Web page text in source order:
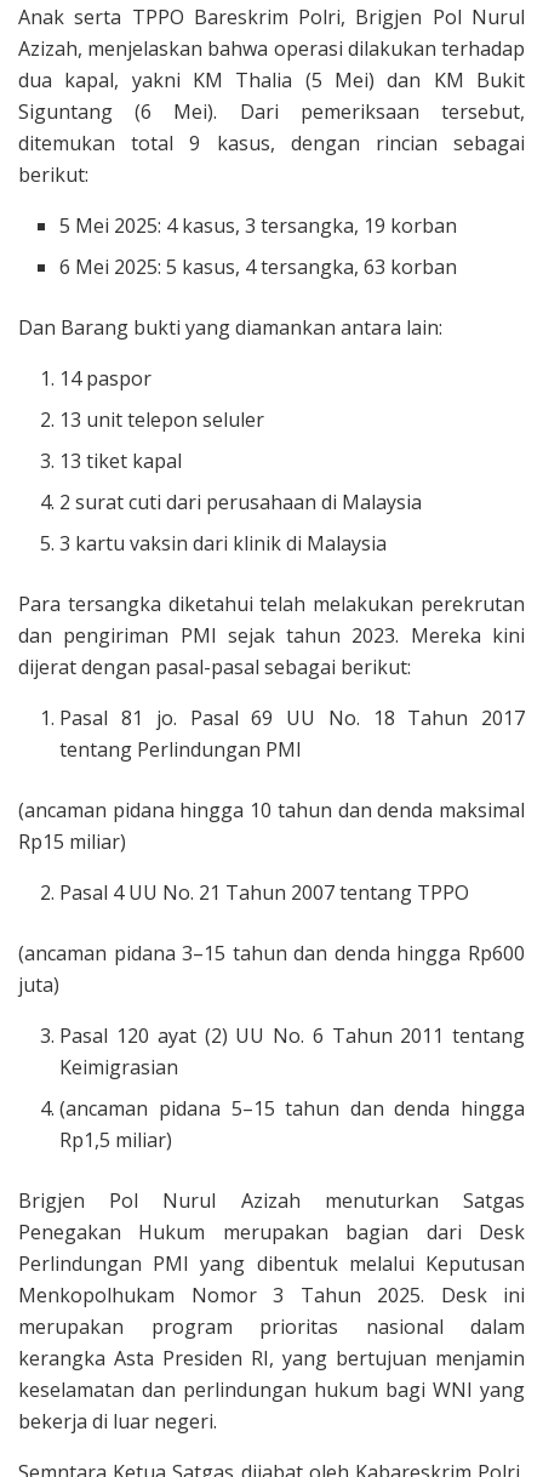
Anak serta TPPO Bareskrim Polri, Brigjen Pol Nurul
Azizah, menjelaskan bahwa operasi dilakukan terhadap
dua kapal, yakni KM Thalia (5 Mei) dan KM Bukit
Siguntang (6 Mei). Dari pemeriksaan tersebut,
ditemukan total 9 kasus, dengan rincian sebagai
berikut:
5 Mei 2025: 4 kasus, 3 tersangka, 19 korban
6 Mei 2025: 5 kasus, 4 tersangka, 63 korban
Dan Barang bukti yang diamankan antara lain:
14 paspor
13 unit telepon seluler
13 tiket kapal
2 surat cuti dari perusahaan di Malaysia
3 kartu vaksin dari klinik di Malaysia
Para tersangka diketahui telah melakukan perekrutan
dan pengiriman PMI sejak tahun 2023. Mereka kini
dijerat dengan pasal-pasal sebagai berikut:
Pasal 81 jo. Pasal 69 UU No. 18 Tahun 2017
tentang Perlindungan PMI
(ancaman pidana hingga 10 tahun dan denda maksimal
Rp15 miliar)
Pasal 4 UU No. 21 Tahun 2007 tentang TPPO
(ancaman pidana 3–15 tahun dan denda hingga Rp600
juta)
Pasal 120 ayat (2) UU No. 6 Tahun 2011 tentang
Keimigrasian
(ancaman pidana 5–15 tahun dan denda hingga
Rp1,5 miliar)
Brigjen Pol Nurul Azizah menuturkan Satgas
Penegakan Hukum merupakan bagian dari Desk
Perlindungan PMI yang dibentuk melalui Keputusan
Menkopolhukam Nomor 3 Tahun 2025. Desk ini
merupakan program prioritas nasional dalam
kerangka Asta Presiden RI, yang bertujuan menjamin
keselamatan dan perlindungan hukum bagi WNI yang
bekerja di luar negeri.